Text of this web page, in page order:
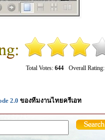
Total Votes: 644 Overall Rating:
2.0 ของทีมงานไทยครีเอท